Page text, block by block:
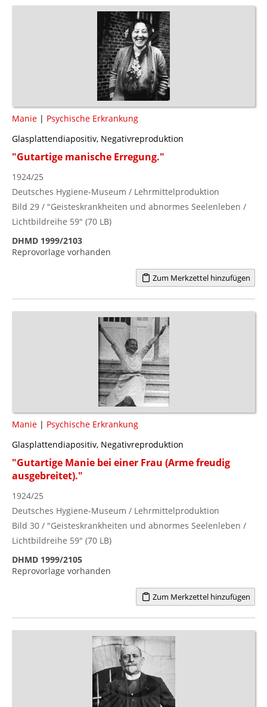
Manie | Psychische Erkrankung
Glasplattendiapositiv, Negativreproduktion
"Gutartige manische Erregung."
1924/25
Deutsches Hygiene-Museum / Lehrmittelproduktion
Bild 29 / "Geisteskrankheiten und abnormes Seelenleben /
Lichtbildreihe 59" (70 LB)
DHMD 1999/2103
Reprovorlage vorhanden
Zum Merkzettel hinzufügen
Manie | Psychische Erkrankung
Glasplattendiapositiv, Negativreproduktion
"Gutartige Manie bei einer Frau (Arme freudig
ausgebreitet)."
1924/25
Deutsches Hygiene-Museum / Lehrmittelproduktion
Bild 30 / "Geisteskrankheiten und abnormes Seelenleben /
Lichtbildreihe 59" (70 LB)
DHMD 1999/2105
Reprovorlage vorhanden
Zum Merkzettel hinzufügen